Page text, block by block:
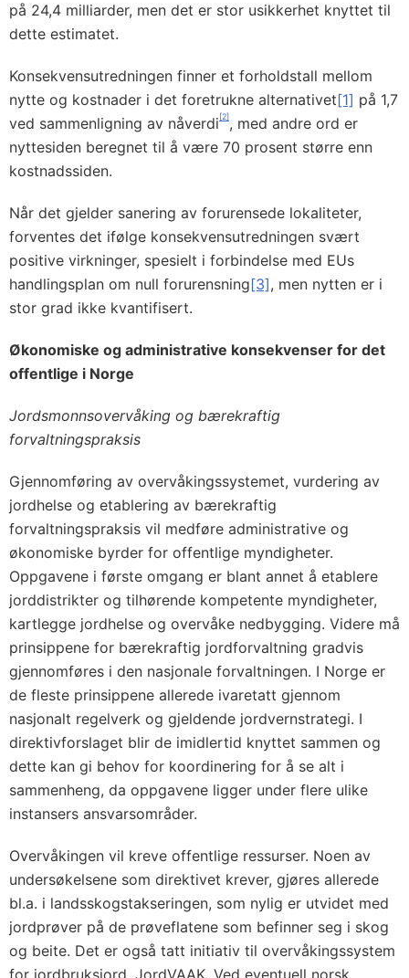
på 24,4 milliarder, men det er stor usikkerhet knyttet til
dette estimatet.
Konsekvensutredningen finner et forholdstall mellom
nytte og kostnader i det foretrukne alternativet[1] på 1,7
ved sammenligning av nåverdi[2], med andre ord er
nyttesiden beregnet til å være 70 prosent større enn
kostnadssiden.
Når det gjelder sanering av forurensede lokaliteter,
forventes det ifølge konsekvensutredningen svært
positive virkninger, spesielt i forbindelse med EUs
handlingsplan om null forurensning[3], men nytten er i
stor grad ikke kvantifisert.
Økonomiske og administrative konsekvenser for det
offentlige i Norge
Jordsmonnsovervåking og bærekraftig
forvaltningspraksis
Gjennomføring av overvåkingssystemet, vurdering av
jordhelse og etablering av bærekraftig
forvaltningspraksis vil medføre administrative og
økonomiske byrder for offentlige myndigheter.
Oppgavene i første omgang er blant annet å etablere
jorddistrikter og tilhørende kompetente myndigheter,
kartlegge jordhelse og overvåke nedbygging. Videre må
prinsippene for bærekraftig jordforvaltning gradvis
gjennomføres i den nasjonale forvaltningen. I Norge er
de fleste prinsippene allerede ivaretatt gjennom
nasjonalt regelverk og gjeldende jordvernstrategi. I
direktivforslaget blir de imidlertid knyttet sammen og
dette kan gi behov for koordinering for å se alt i
sammenheng, da oppgavene ligger under flere ulike
instansers ansvarsområder.
Overvåkingen vil kreve offentlige ressurser. Noen av
undersøkelsene som direktivet krever, gjøres allerede
bl.a. i landsskogstakseringen, som nylig er utvidet med
jordprøver på de prøveflatene som befinner seg i skog
og beite. Det er også tatt initiativ til overvåkingssystem
for jordbruksjord, JordVAAK. Ved eventuell norsk